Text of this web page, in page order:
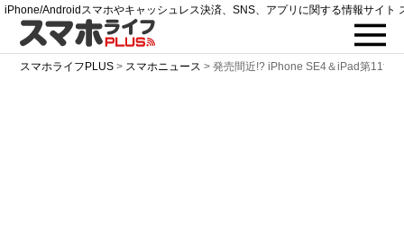
iPhone/Androidスマホやキャッシュレス決済、SNS、アプリに関する情報サイト
スマホライフPLUS > スマホニュース >発売間近!? iPhone SE4＆iPad第11世